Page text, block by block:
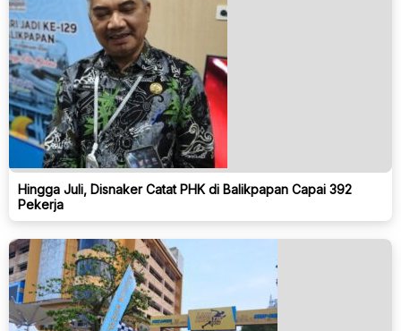
Hingga Juli, Disnaker Catat PHK di Balikpapan Capai 392
Pekerja